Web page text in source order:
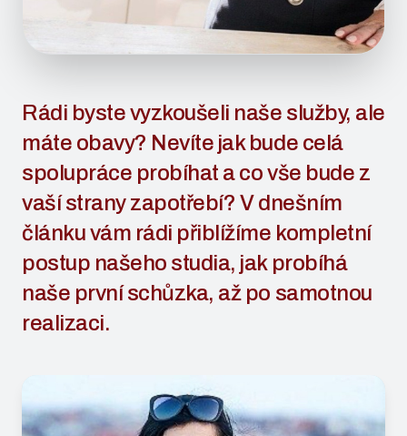
Rádi byste vyzkoušeli naše služby, ale
máte obavy? Nevíte jak bude celá
spolupráce probíhat a co vše bude z
vaší strany zapotřebí? V dnešním
článku vám rádi přiblížíme kompletní
postup našeho studia, jak probíhá
naše první schůzka, až po samotnou
realizaci.